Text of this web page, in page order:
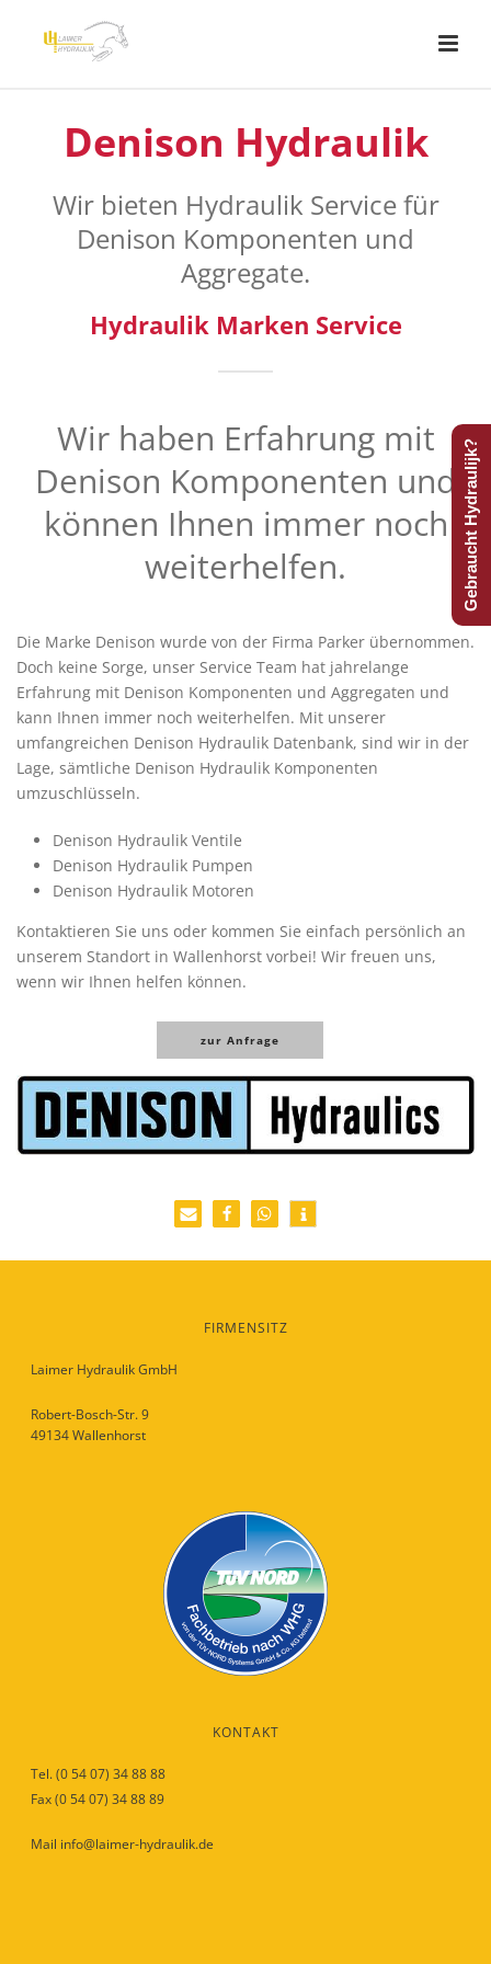
Denison Hydraulik
Wir bieten Hydraulik Service für
Denison Komponenten und
Aggregate.
Hydraulik Marken Service
Wir haben Erfahrung mit
Denison Komponenten und
können Ihnen immer noch
weiterhelfen.
Die Marke Denison wurde von der Firma Parker übernommen.
Doch keine Sorge, unser Service Team hat jahrelange
Erfahrung mit Denison Komponenten und Aggregaten und
kann Ihnen immer noch weiterhelfen. Mit unserer
umfangreichen Denison Hydraulik Datenbank, sind wir in der
Lage, sämtliche Denison Hydraulik Komponenten
umzuschlüsseln.
Denison Hydraulik Ventile
Denison Hydraulik Pumpen
Denison Hydraulik Motoren
Kontaktieren Sie uns oder kommen Sie einfach persönlich an
unserem Standort in Wallenhorst vorbei! Wir freuen uns,
wenn wir Ihnen helfen können.
zur Anfrage
FIRMENSITZ
Laimer Hydraulik GmbH
Robert-Bosch-Str. 9
49134 Wallenhorst
KONTAKT
Tel. (0 54 07) 34 88 88
Fax (0 54 07) 34 88 89
Mail info@laimer-hydraulik.de
Gebraucht Hydraulijk?